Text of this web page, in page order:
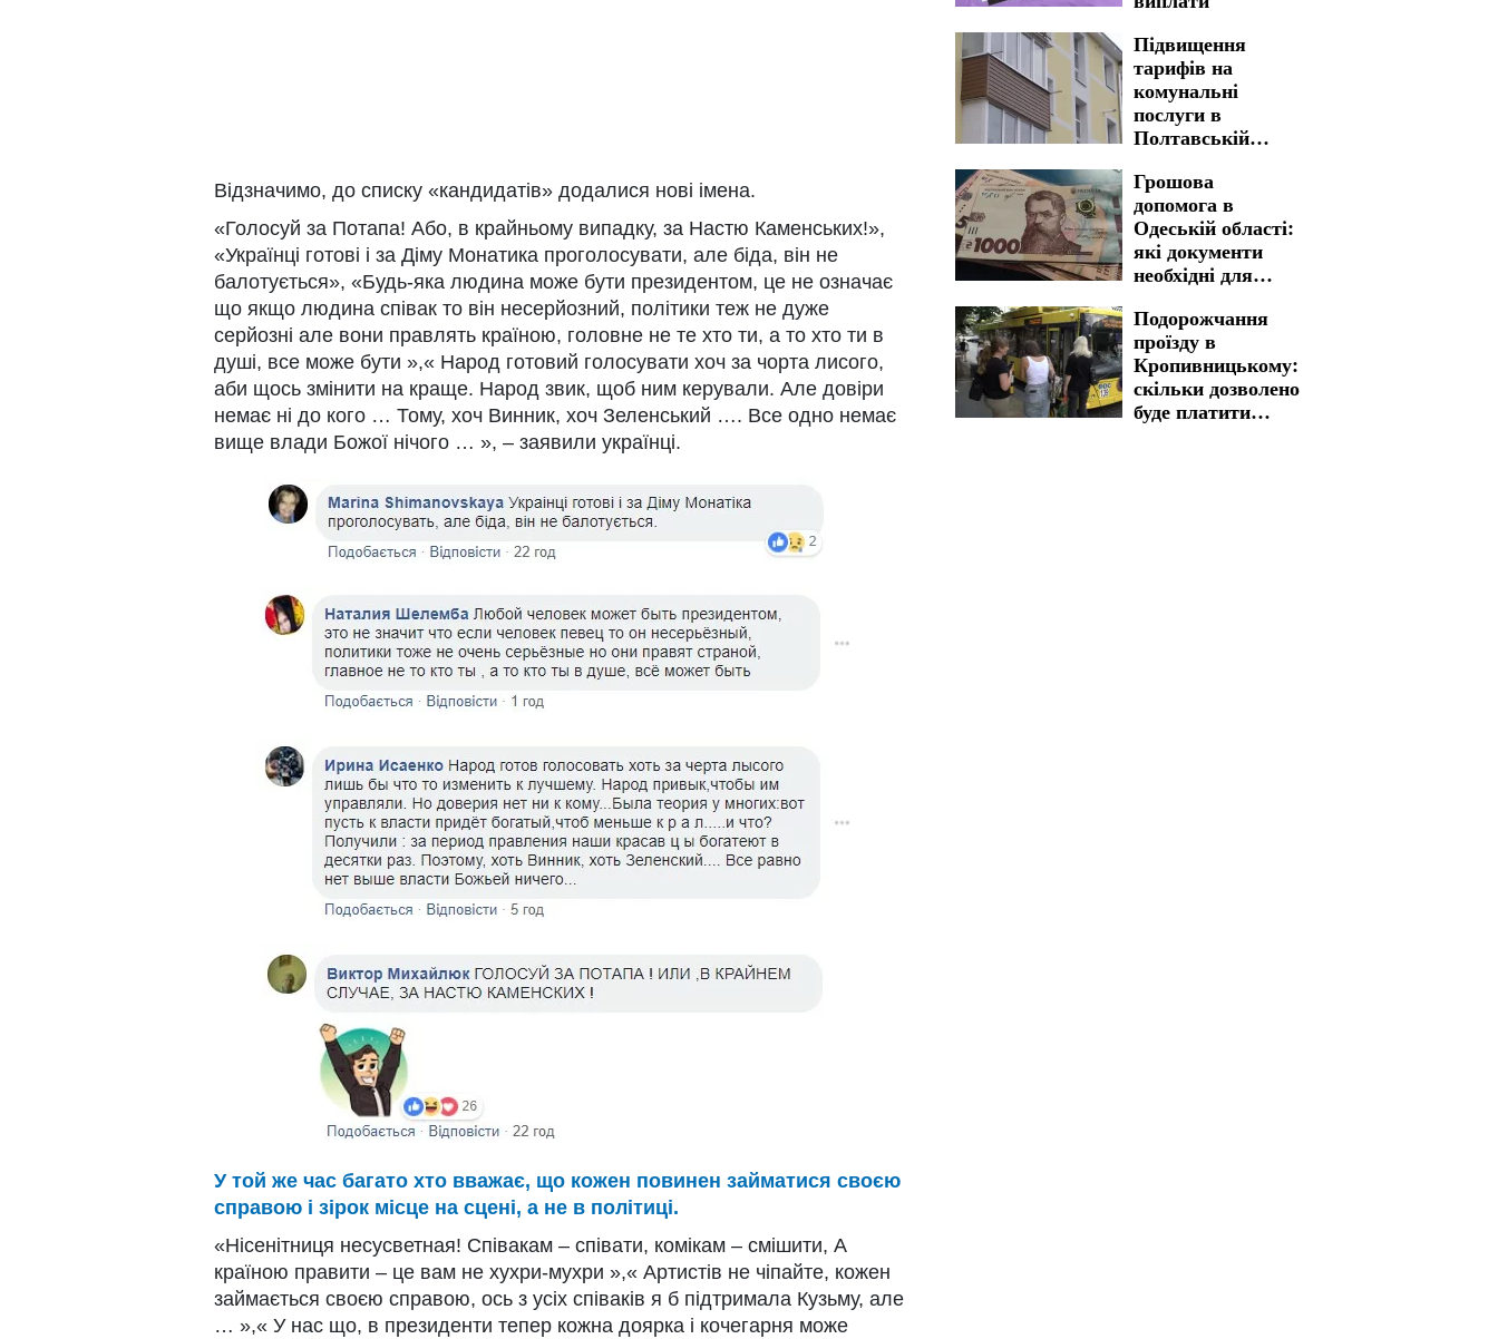
Відзначимо, до списку «кандидатів» додалися нові імена.
«Голосуй за Потапа! Або, в крайньому випадку, за Настю Каменських!»,
«Українці готові і за Діму Монатика проголосувати, але біда, він не
балотується», «Будь-яка людина може бути президентом, це не означає
що якщо людина співак то він несерйозний, політики теж не дуже
серйозні але вони правлять країною, головне не те хто ти, а то хто ти в
душі, все може бути »,« Народ готовий голосувати хоч за чорта лисого,
аби щось змінити на краще. Народ звик, щоб ним керували. Але довіри
немає ні до кого … Тому, хоч Винник, хоч Зеленський …. Все одно немає
вище влади Божої нічого … », – заявили українці.
У той же час багато хто вважає, що кожен повинен займатися своєю
справою і зірок місце на сцені, а не в політиці.
«Нісенітниця несусветная! Співакам – співати, комікам – смішити, А
країною правити – це вам не хухри-мухри »,« Артистів не чіпайте, кожен
займається своєю справою, ось з усіх співаків я б підтримала Кузьму, але
… »,« У нас що, в президенти тепер кожна доярка і кочегарня може
Підвищення
тарифів на
комунальні
послуги в
Полтавській
вартість стала
реальністю
Грошова
допомога в
Одеській області:
які документи
необхідні для
отримання
Подорожчання
проїзду в
Кропивницькому:
скільки дозволено
буде платити